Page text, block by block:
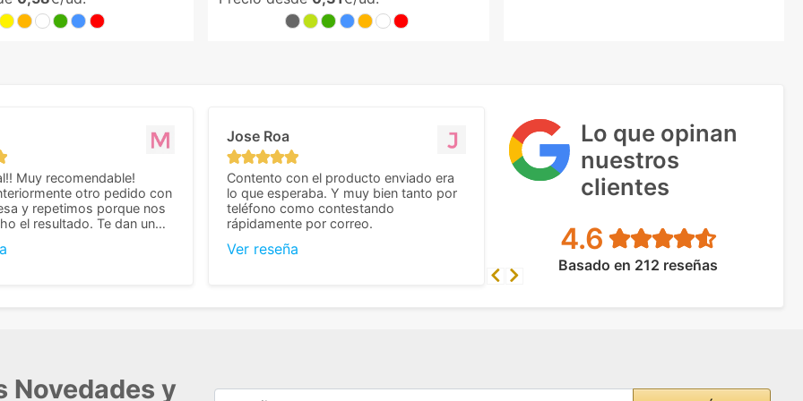
Lo que opinan
nuestros
clientes
4.6
Basado en 212 reseñas
Muy recomendable!
otro pedido con
y repetimos porque nos
el resultado. Te dan un
cuando se trata
Jose Roa
Contento con el producto enviado era
lo que esperaba. Y muy bien tanto por
teléfono como contestando
rápidamente por correo.
Ver reseña
Previous
Next
Novedades y